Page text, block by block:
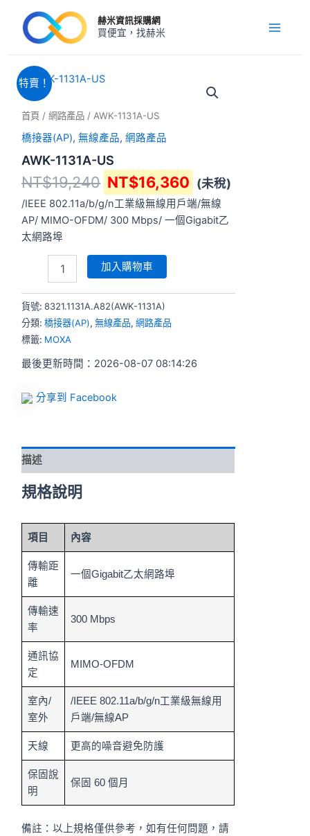
赫米資訊採購網
買便宜，找赫米
Menu
特賣！
首頁 /網路產品 / AWK-1131A-US
橋接器(AP),無線產品,網路產品
AWK-1131A-US
NT$19,240
原
價
格：
NT$19,240。
NT$16,360
前
(未稅)
/IEEE 802.11a/b/g/n工業級無線用戶端/無線
AP/ MIMO-OFDM/ 300 Mbps/ 一個Gigabit乙
太網路埠
AWK-
1131A-
US
數
量
加入購物車
貨號:8321.1131A.A82(AWK-1131A)
分類:橋接器(AP),無線產品,網路產品
標籤: MOXA
最後更新時間：2026-08-07 08:14:26
分享到 Facebook
描述
規格說明
項目 內容
傳輸距
離
一個Gigabit乙太網路埠
傳輸速
率
300 Mbps
通訊協
定
MIMO-OFDM
室內/
室外
/IEEE 802.11a/b/g/n工業級無線用
戶端/無線AP
天線 更高的噪音避免防護
保固說
明
保固 60 個月
備註：以上規格僅供參考，如有任何問題，請